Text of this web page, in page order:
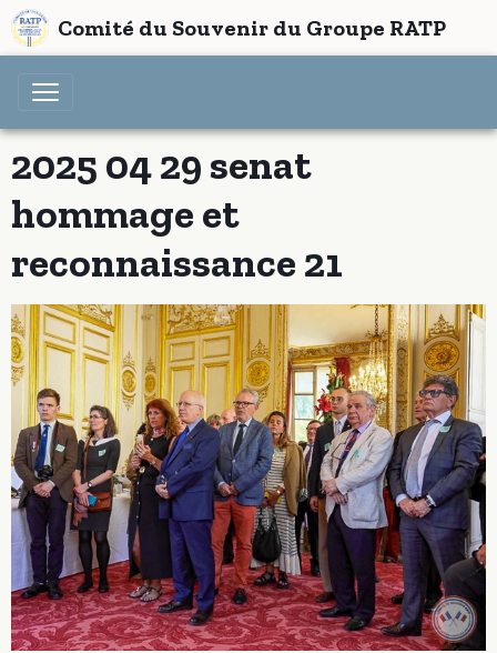
Comité du Souvenir du Groupe RATP
2025 04 29 senat
hommage et
reconnaissance 21